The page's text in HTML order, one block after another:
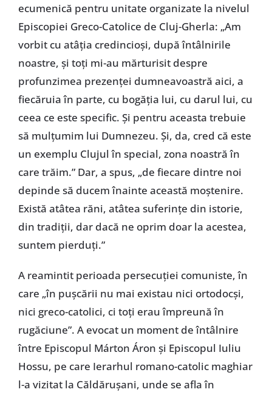
ecumenică pentru unitate organizate la nivelul
Episcopiei Greco-Catolice de Cluj-Gherla: „Am
vorbit cu atâția credincioși, după întâlnirile
noastre, și toți mi-au mărturisit despre
profunzimea prezenței dumneavoastră aici, a
fiecăruia în parte, cu bogăția lui, cu darul lui, cu
ceea ce este specific. Și pentru aceasta trebuie
să mulțumim lui Dumnezeu. Și, da, cred că este
un exemplu Clujul în special, zona noastră în
care trăim.” Dar, a spus, „de fiecare dintre noi
depinde să ducem înainte această moștenire.
Există atâtea răni, atâtea suferințe din istorie,
din tradiții, dar dacă ne oprim doar la acestea,
suntem pierduți.”
A reamintit perioada persecuției comuniste, în
care „în pușcării nu mai existau nici ortodocși,
nici greco-catolici, ci toți erau împreună în
rugăciune”. A evocat un moment de întâlnire
între Episcopul Márton Áron și Episcopul Iuliu
Hossu, pe care Ierarhul romano-catolic maghiar
l-a vizitat la Căldărușani, unde se afla în